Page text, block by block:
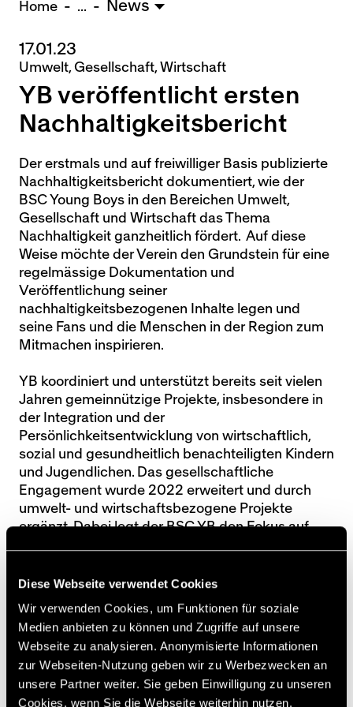
Diese Webseite verwendet Cookies
Wir verwenden Cookies, um Funktionen für soziale
Medien anbieten zu können und Zugriffe auf unsere
Webseite zu analysieren. Anonymisierte Informationen
zur Webseiten-Nutzung geben wir zu Werbezwecken an
unsere Partner weiter. Sie geben Einwilligung zu unseren
Cookies, wenn Sie die Webseite weiterhin nutzen.
U15 - TOBE *
10:0
Nachwuchs Frauen
Ostermundigen - FU20 *
1:2
Biel - FU18 *
0:4
Thörishaus - FU15
12:1
* = Testspiel / (C) = Cupspiel
Home ... News
17.01.23
Umwelt, Gesellschaft, Wirtschaft
YB veröffentlicht ersten
Nachhaltigkeitsbericht
Der erstmals und auf freiwilliger Basis publizierte
Nachhaltigkeitsbericht dokumentiert, wie der
BSC Young Boys in den Bereichen Umwelt,
Gesellschaft und Wirtschaft das Thema
Nachhaltigkeit ganzheitlich fördert. Auf diese
Weise möchte der Verein den Grundstein für eine
regelmässige Dokumentation und
Veröffentlichung seiner
nachhaltigkeitsbezogenen Inhalte legen und
seine Fans und die Menschen in der Region zum
Mitmachen inspirieren.
YB koordiniert und unterstützt bereits seit vielen
Jahren gemeinnützige Projekte, insbesondere in
der Integration und der
Persönlichkeitsentwicklung von wirtschaftlich,
sozial und gesundheitlich benachteiligten Kindern
und Jugendlichen. Das gesellschaftliche
Engagement wurde 2022 erweitert und durch
umwelt- und wirtschaftsbezogene Projekte
ergänzt. Dabei legt der BSC YB den Fokus auf
Bedeutung sind, wie Energie und Klimaschutz,
Food Waste oder verantwortungsvollen Einkauf,
um einige Beispiele zu nennen.
Hier geht es zum Nachhaltigkeitsbericht